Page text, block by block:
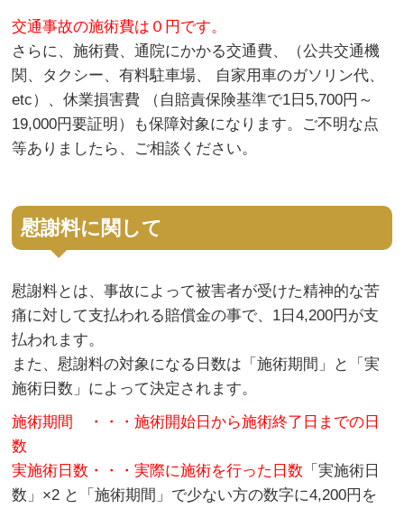
交通事故の施術費は０円です。
さらに、施術費、通院にかかる交通費、（公共交通機
関、タクシー、有料駐車場、 自家用車のガソリン代、
etc）、休業損害費 （自賠責保険基準で1日5,700円～
19,000円要証明）も保障対象になります。ご不明な点
等ありましたら、ご相談ください。
慰謝料に関して
慰謝料とは、事故によって被害者が受けた精神的な苦
痛に対して支払われる賠償金の事で、1日4,200円が支
払われます。
また、慰謝料の対象になる日数は「施術期間」と「実
施術日数」によって決定されます。
施術期間 ・・・施術開始日から施術終了日までの日
数
実施術日数・・・実際に施術を行った日数 「実施術日
数」×2 と「施術期間」で少ない方の数字に4,200円を